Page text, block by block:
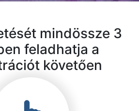
mindössze 3
feladhatja a
követően